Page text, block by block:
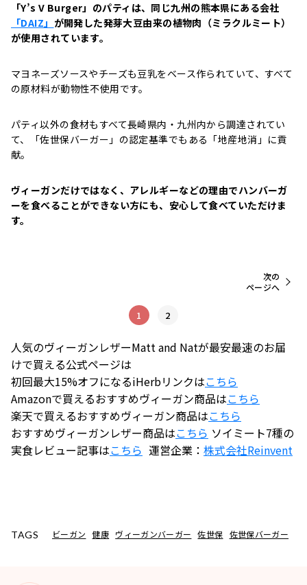
「Y’s V Burger」のパティは、同じ九州の熊本県にある会社
「DAIZ」 が開発した発芽大豆由来の植物肉（ミラクルミート）
が使用されています。
マヨネーズソースやチーズも豆乳をベース作られていて、すべて
の原材料が動物性不使用です。
パティ以外の食材もすべて長崎県内・九州内から調達されてい
て、「佐世保バーガー」の認定基準でもある「地産地消」に貢
献。
ヴィーガンだけではなく、アレルギーなどの理由でハンバーガ
ーを食べることができない方にも、安心して食べていただけま
す。
1 2
次の
ページへ
人気のヴィーガンレザーMatt and Natが最安最速のお届
けで買える公式ページは
初回最大15%オフになるiHerbリンクはこちら
Amazonで買えるおすすめヴィーガン商品はこちら
楽天で買えるおすすめヴィーガン商品はこちら
おすすめヴィーガンレザー商品はこちら ソイミート7種の
実食レビュー記事はこちら 運営企業： 株式会社Reinvent
TAGS ビーガン 健康 ヴィーガンバーガー 佐世保 佐世保バーガー